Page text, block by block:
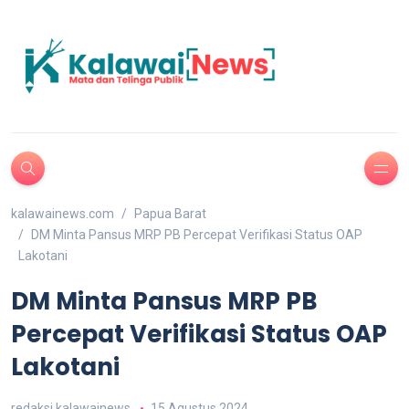
kalawainews.com
Papua Barat
DM Minta Pansus MRP PB Percepat Verifikasi Status OAP
Lakotani
DM Minta Pansus MRP PB
Percepat Verifikasi Status OAP
Lakotani